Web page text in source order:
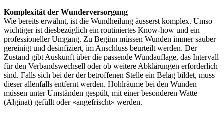
Komplexität der Wunderversorgung
Wie bereits erwähnt, ist die Wundheilung äusserst komplex. Umso
wichtiger ist diesbezüglich ein routiniertes Know-how und ein
professioneller Umgang. Zu Beginn müssen Wunden immer sauber
gereinigt und desinfiziert, im Anschluss beurteilt werden. Der
Zustand gibt Auskunft über die passende Wundauflage, das Intervall
für den Verbandswechsell oder ob weitere Abklärungen erforderlich
sind. Falls sich bei der der betroffenen Stelle ein Belag bildet, muss
dieser allenfalls entfernt werden. Hohlräume bei den Wunden
müssen unter Umständen gespült, mit einer besonderen Watte
(Alginat) gefüllt oder «angefrischt» werden.